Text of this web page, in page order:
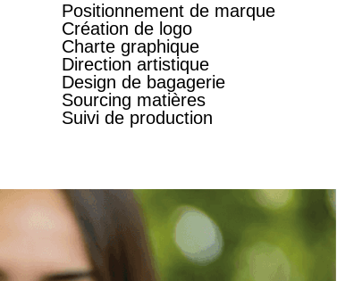
Positionnement de marque
Création de logo
Charte graphique
Direction artistique
Design de bagagerie
Sourcing matières
Suivi de production